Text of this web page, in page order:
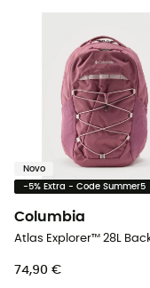
Novo
-5% Extra - Code Summer5
Columbia
74,90 €